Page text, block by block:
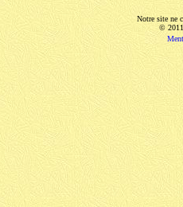
Notre site ne
©